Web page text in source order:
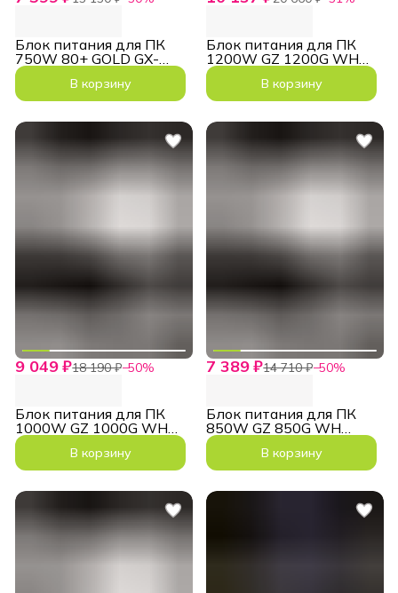
Блок питания для ПК
750W 80+ GOLD GX-
750G PRO ATX3.1
PCIe5.1
В корзину
Блок питания для ПК
1200W GZ 1200G WH
ATX3.1 PCIe5.1 Белый
В корзину
9 049 ₽18 190 ₽−50%
Блок питания для ПК
1000W GZ 1000G WH
ATX3.1 PCIe5.1 Белый
В корзину
7 389 ₽14 710 ₽−50%
Блок питания для ПК
850W GZ 850G WH
ATX3.1 PCIe5.1 Белый
В корзину